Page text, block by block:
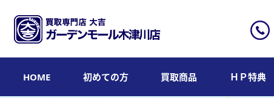
HOME 初めての方 買取商品 ＨＰ特典